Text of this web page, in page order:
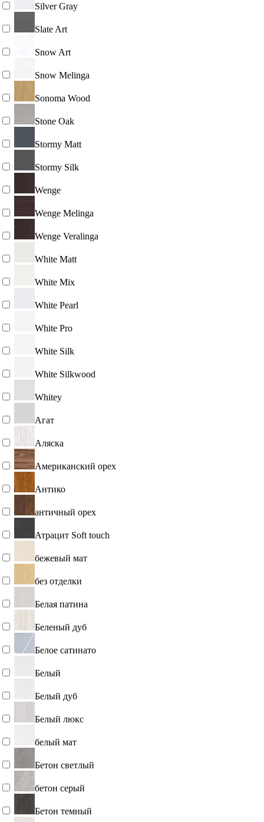
Silver Gray
Slate Art
Snow Art
Snow Melinga
Sonoma Wood
Stone Oak
Stormy Matt
Stormy Silk
Wenge
Wenge Melinga
Wenge Veralinga
White Matt
White Mix
White Pearl
White Pro
White Silk
White Silkwood
Whitey
Агат
Аляска
Американский орех
Антико
античный орех
Атрацит Soft touch
бежевый мат
без отделки
Белая патина
Беленый дуб
Белое сатинато
Белый
Белый дуб
Белый люкс
белый мат
Бетон светлый
бетон серый
Бетон темный